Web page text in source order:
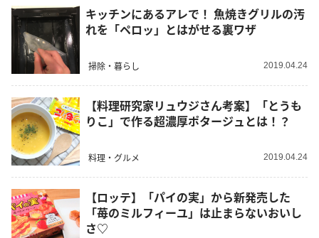
キッチンにあるアレで！ 魚焼きグリルの汚
れを「ペロッ」とはがせる裏ワザ
掃除・暮らし 2019.04.24
【料理研究家リュウジさん考案】「とうも
りこ」で作る超濃厚ポタージュとは！？
料理・グルメ 2019.04.24
【ロッテ】「パイの実」から新発売した
「苺のミルフィーユ」は止まらないおいし
さ♡